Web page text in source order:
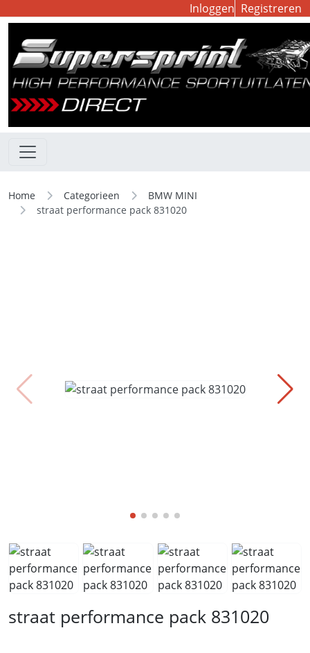
Inloggen Registreren
Home Categorieen
BMW MINI
straat performance pack 831020
straat performance pack 831020